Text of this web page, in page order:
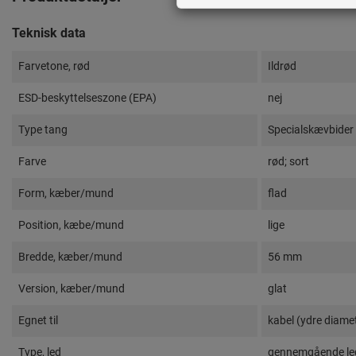
Teknisk data
Farvetone, rød Ildrød
ESD-beskyttelseszone (EPA) nej
Type tang Specialskævbider
Farve rød; sort
Form, kæber/mund flad
Position, kæbe/mund lige
Bredde, kæber/mund 56 mm
Version, kæber/mund glat
Egnet til kabel (ydre
Type, led gennemgående